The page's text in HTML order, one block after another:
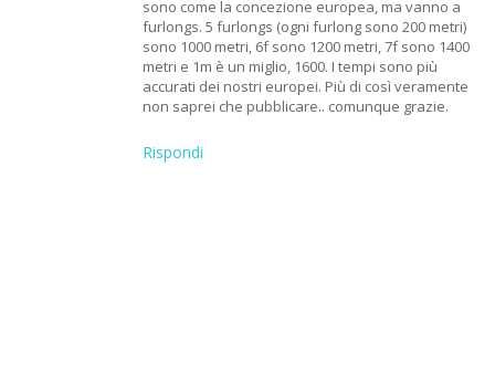
sono come la concezione europea, ma vanno a
furlongs. 5 furlongs (ogni furlong sono 200 metri)
sono 1000 metri, 6f sono 1200 metri, 7f sono 1400
metri e 1m è un miglio, 1600. I tempi sono più
accurati dei nostri europei. Più di così veramente
non saprei che pubblicare.. comunque grazie.
Rispondi